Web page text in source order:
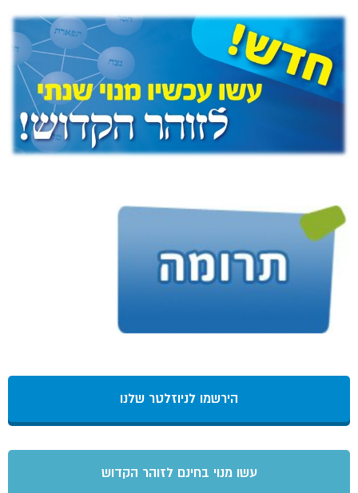
הירשמו לניוזלטר שלנו
עשו מנוי בחינם לזוהר הקדוש